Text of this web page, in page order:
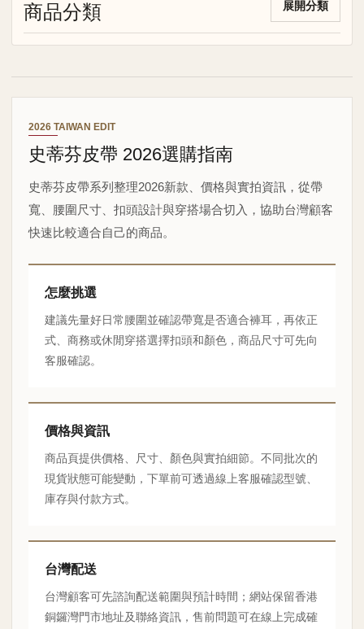
商品分類 展開分類
2026 TAIWAN EDIT
史蒂芬皮帶 2026選購指南
史蒂芬皮帶系列整理2026新款、價格與實拍資訊，從帶
寬、腰圍尺寸、扣頭設計與穿搭場合切入，協助台灣顧客
快速比較適合自己的商品。
怎麼挑選
建議先量好日常腰圍並確認帶寬是否適合褲耳，再依正
式、商務或休閒穿搭選擇扣頭和顏色，商品尺寸可先向
客服確認。
價格與資訊
商品頁提供價格、尺寸、顏色與實拍細節。不同批次的
現貨狀態可能變動，下單前可透過線上客服確認型號、
庫存與付款方式。
台灣配送
台灣顧客可先諮詢配送範圍與預計時間；網站保留香港
銅鑼灣門市地址及聯絡資訊，售前問題可在線上完成確